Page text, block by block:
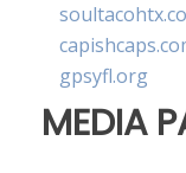
gpsyfl.org
MEDIA